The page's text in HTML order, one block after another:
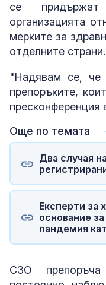
се
организацията
мерките за
отделните
"Надявам се, че
препоръките,
Още по темата
Два случая
Експерти за
основание
пандемия
СЗО